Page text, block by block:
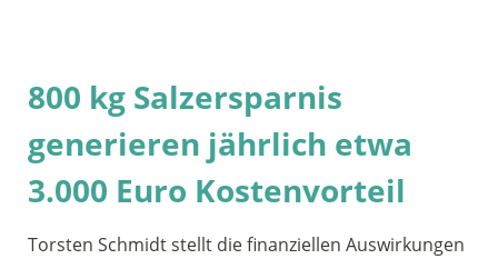
800 kg Salzersparnis
generieren jährlich etwa
3.000 Euro Kostenvorteil
Torsten Schmidt stellt die finanziellen Auswirkungen